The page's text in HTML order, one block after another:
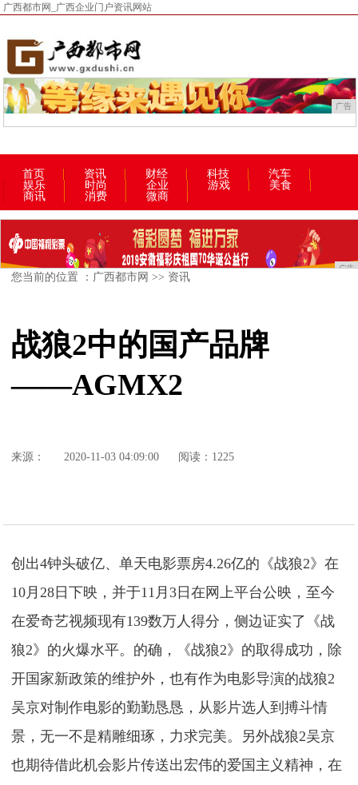
广西都市网_广西企业门户资讯网站
广告
首页 资讯 财经 科技
汽车
娱乐
时尚 企业 游戏
美食
商讯
消费 微商
广告
您当前的位置 ： 广西都市网 >> 资讯
战狼2中的国产品牌
——AGMX2
来源： 2020-11-03 04:09:00 阅读：1225
创出4钟头破亿、单天电影票房4.26亿的《战狼2》在
10月28日下映，并于11月3日在网上平台公映，至今
在爱奇艺视频现有139数万人得分，侧边证实了《战
狼2》的火爆水平。的确，《战狼2》的取得成功，除
开国家新政策的维护外，也有作为电影导演的战狼2
吴京对制作电影的勤勤恳恳，从影片选人到搏斗情
景，无一不是精雕细琢，力求完美。另外战狼2吴京
也期待借此机会影片传送出宏伟的爱国主义精神，在